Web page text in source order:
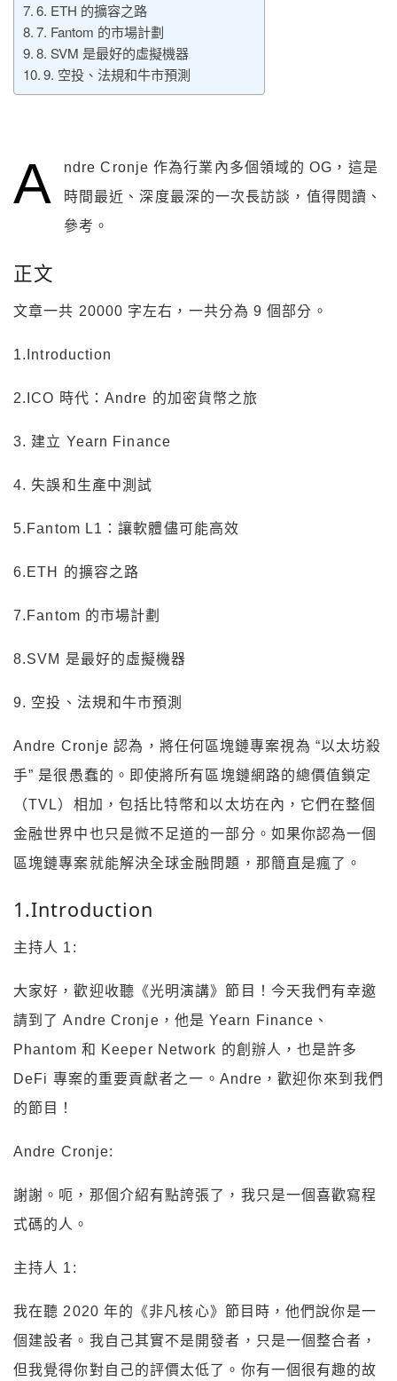
6. ETH 的擴容之路
7. Fantom 的市場計劃
8. SVM 是最好的虛擬機器
9. 空投、法規和牛市預測
A
ndre Cronje 作為行業內多個領域的 OG，這是
時間最近、深度最深的一次長訪談，值得閱讀、
參考。
正文
文章一共 20000 字左右，一共分為 9 個部分。
1.Introduction
2.ICO 時代：Andre 的加密貨幣之旅
3. 建立 Yearn Finance
4. 失誤和生產中測試
5.Fantom L1：讓軟體儘可能高效
6.ETH 的擴容之路
7.Fantom 的市場計劃
8.SVM 是最好的虛擬機器
9. 空投、法規和牛市預測
Andre Cronje 認為，將任何區塊鏈專案視為 “以太坊殺
手” 是很愚蠢的。即使將所有區塊鏈網路的總價值鎖定
（TVL）相加，包括比特幣和以太坊在內，它們在整個
金融世界中也只是微不足道的一部分。如果你認為一個
區塊鏈專案就能解決全球金融問題，那簡直是瘋了。
1.Introduction
主持人 1:
大家好，歡迎收聽《光明演講》節目！今天我們有幸邀
請到了 Andre Cronje，他是 Yearn Finance、
Phantom 和 Keeper Network 的創辦人，也是許多
DeFi 專案的重要貢獻者之一。Andre，歡迎你來到我們
的節目！
Andre Cronje:
謝謝。呃，那個介紹有點誇張了，我只是一個喜歡寫程
式碼的人。
主持人 1:
我在聽 2020 年的《非凡核心》節目時，他們說你是一
個建設者。我自己其實不是開發者，只是一個整合者，
但我覺得你對自己的評價太低了。你有一個很有趣的故